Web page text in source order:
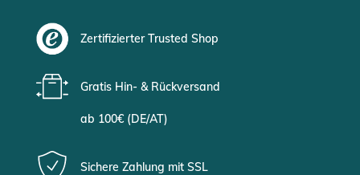
Zertifizierter Trusted Shop
Gratis Hin- & Rückversand
ab 100€ (DE/AT)
Sichere Zahlung mit SSL